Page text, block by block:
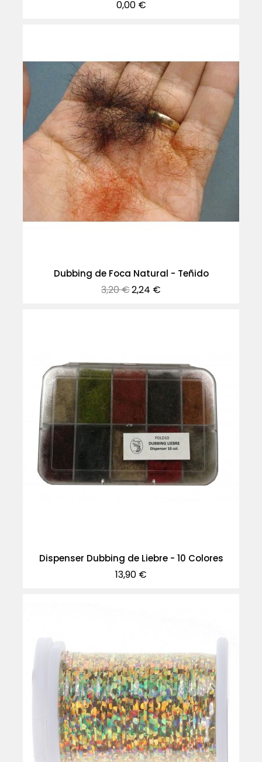
Precio
0,00 €
Dubbing de Foca Natural - Teñido
Precio
normal
3,20 €Precio
2,24 €
Dispenser Dubbing de Liebre - 10 Colores
Precio
13,90 €